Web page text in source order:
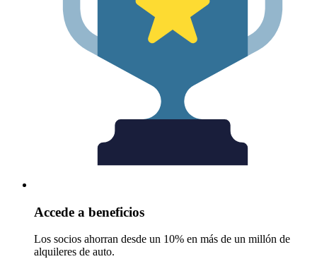
Accede a beneficios
Los socios ahorran desde un 10% en más de un millón de
alquileres de auto.